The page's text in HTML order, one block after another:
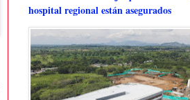
hospital regional están asegurados